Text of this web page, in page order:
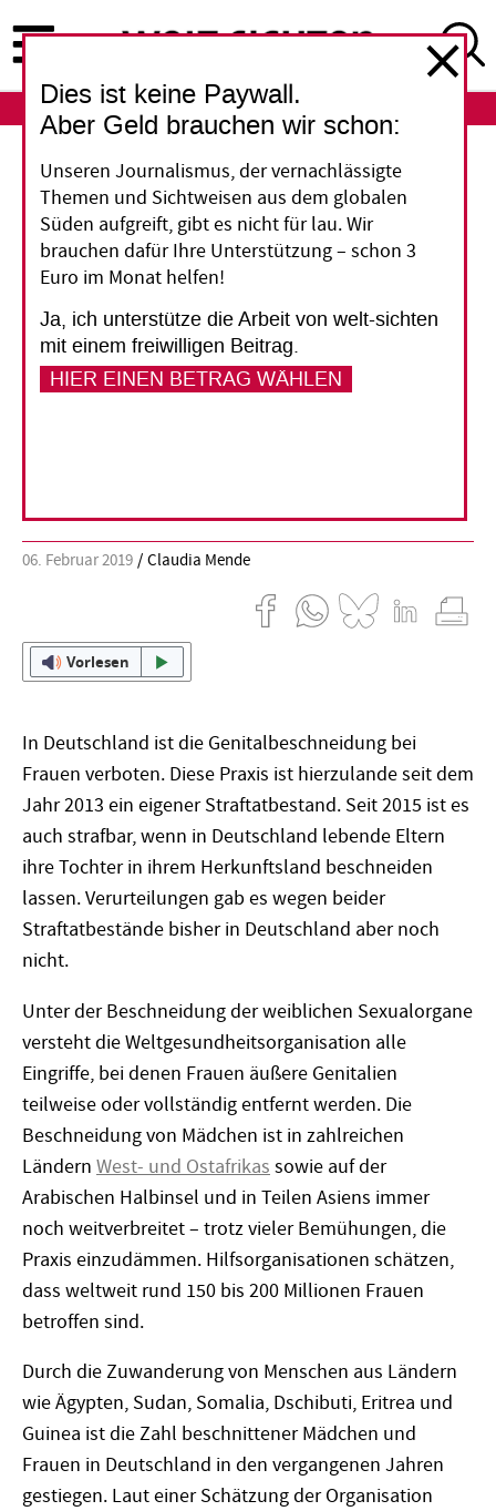
zum
Inhalt
ABO
Genitalbeschneidung in Deutschland
Verbote allein helfen
nicht
Über 60.000 beschnittene Mädchen und Frauen
leben Schätzungen zufolge in Deutschland,
weitere gut 15.000 sollen gefährdet sein. Doch
06. Februar 2019 Claudia Mende
Vorlesen
In Deutschland ist die Genitalbeschneidung bei
Frauen verboten. Diese Praxis ist hierzulande seit dem
Jahr 2013 ein eigener Straftatbestand. Seit 2015 ist es
auch strafbar, wenn in Deutschland lebende Eltern
ihre Tochter in ihrem Herkunftsland beschneiden
lassen. Verurteilungen gab es wegen beider
Straftatbestände bisher in Deutschland aber noch
nicht.
Unter der Beschneidung der weiblichen Sexualorgane
versteht die Weltgesundheitsorganisation alle
Eingriffe, bei denen Frauen äußere Genitalien
teilweise oder vollständig entfernt werden. Die
Beschneidung von Mädchen ist in zahlreichen
Ländern West- und Ostafrikas sowie auf der
Arabischen Halbinsel und in Teilen Asiens immer
noch weitverbreitet – trotz vieler Bemühungen, die
Praxis einzudämmen. Hilfsorganisationen schätzen,
dass weltweit rund 150 bis 200 Millionen Frauen
betroffen sind.
Durch die Zuwanderung von Menschen aus Ländern
wie Ägypten, Sudan, Somalia, Dschibuti, Eritrea und
Guinea ist die Zahl beschnittener Mädchen und
Frauen in Deutschland in den vergangenen Jahren
gestiegen. Laut einer Schätzung der Organisation
Dies ist keine Paywall.
Aber Geld brauchen wir schon:
Unseren Journalismus, der vernachlässigte
Themen und Sichtweisen aus dem globalen
Süden aufgreift, gibt es nicht für lau. Wir
brauchen dafür Ihre Unterstützung – schon 3
Euro im Monat helfen!
Ja, ich unterstütze die Arbeit von welt-sichten
mit einem freiwilligen Beitrag.
HIER EINEN BETRAG WÄHLEN